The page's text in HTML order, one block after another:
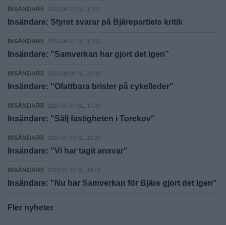
INSÄNDARE 2025-08-22 KL. 17:01
Insändare: Styret svarar på Bjärepartiets kritik
INSÄNDARE 2025-08-22 KL. 17:00
Insändare: ”Samverkan har gjort det igen”
INSÄNDARE 2025-08-08 KL. 12:00
Insändare: "Ofattbara brister på cykelleder"
INSÄNDARE 2025-07-27 KL. 17:00
Insändare: "Sälj fastigheten i Torekov"
INSÄNDARE 2025-07-21 KL. 10:20
Insändare: "Vi har tagit ansvar"
INSÄNDARE 2025-07-21 KL. 10:17
Insändare: "Nu har Samverkan för Bjäre gjort det igen"
Fler nyheter